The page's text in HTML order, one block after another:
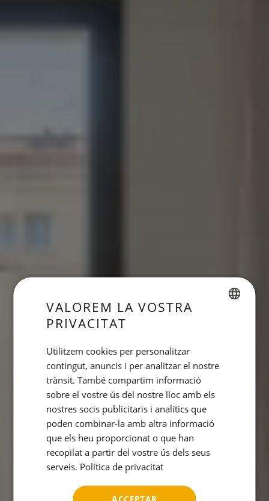
CATALAN
FRENCH
ITALIAN
VALOREM LA VOSTRA
PRIVACITAT
Utilitzem cookies per personalitzar
contingut, anuncis i per analitzar el nostre
trànsit. També compartim informació
sobre el vostre ús del nostre lloc amb els
nostres socis publicitaris i analítics que
poden combinar-la amb altra informació
que els heu proporcionat o que han
recopilat a partir del vostre ús dels seus
serveis. Política de privacitat
ACCEPTAR